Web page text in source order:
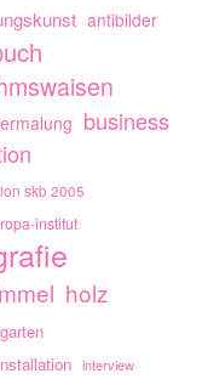
antibilder
business
skb 2005
institut
holz
interview